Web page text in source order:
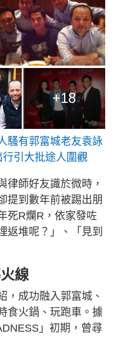
+18
騷有郭富城老友袁詠
引大批途人圍觀
律師好友識於微時，
提到數年前被踢出朋
死R爛R，依家發咗
返堆呢？」、「見到
線
，成功融入郭富城、
食火鍋、玩跑車。據
」初期，曾尋